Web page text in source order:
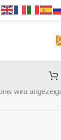
wird angezeigt